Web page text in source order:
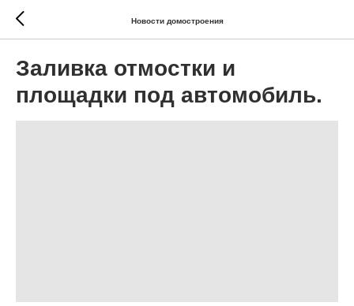
Новости домостроения
Заливка отмостки и
площадки под автомобиль.